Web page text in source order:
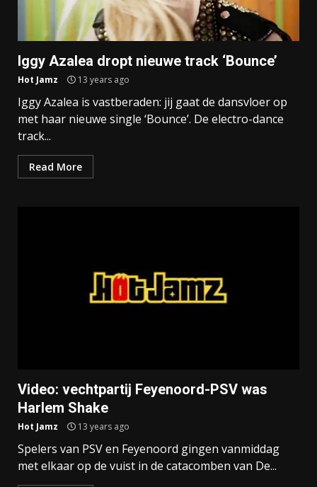
Iggy Azalea dropt nieuwe track ‘Bounce’
Hot Jamz 13 years ago
Iggy Azalea is vastberaden: jij gaat de dansvloer op
met haar nieuwe single ‘Bounce’. De electro-dance
track...
Read More
Video: vechtpartij Feyenoord-PSV was
Harlem Shake
Hot Jamz 13 years ago
Spelers van PSV en Feyenoord gingen vanmiddag
met elkaar op de vuist in de catacomben van De...